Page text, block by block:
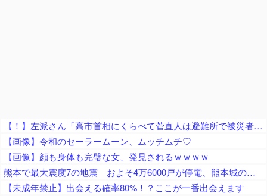
【！】左派さん「高市首相にくらべて菅直人は避難所で被災者に怒鳴られテレビで流され健全！「仕込み」視察じゃない！」
【画像】令和のセーラームーン、ムッチムチ♡
【画像】顔も身体も完璧な女、発見されるｗｗｗｗ
熊本で最大震度7の地震 およそ4万6000戸が停電、熊本城の石垣が崩れたとの情報 川内・玄海原発に異常なし、通常運転継続中 生放送中だったジャパネットさん、ヘルメット被って地震情報を伝える
【未成年禁止】出会える確率80%！？ここが一番出会えます